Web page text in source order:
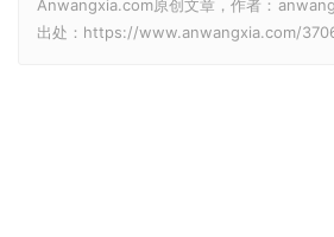
Anwangxia.com原创文章，作者：
出处：https://www.anwangxia.com/